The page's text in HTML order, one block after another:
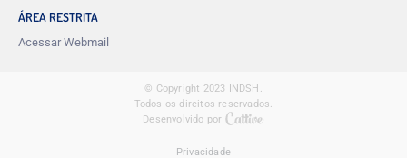
ÁREA RESTRITA
Acessar Webmail
© Copyright 2023 INDSH.
Todos os direitos reservados.
Desenvolvido por
Privacidade